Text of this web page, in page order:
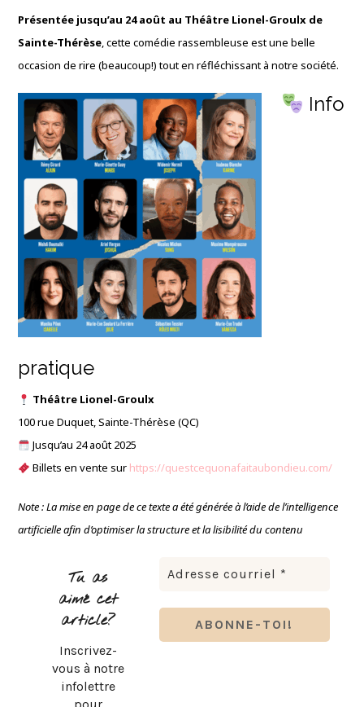
Présentée jusqu’au 24 août au Théâtre Lionel-Groulx de
Sainte-Thérèse, cette comédie rassembleuse est une belle
occasion de rire (beaucoup!) tout en réfléchissant à notre société.
Info
pratique
Théâtre Lionel-Groulx
100 rue Duquet, Sainte-Thérèse (QC)
Jusqu’au 24 août 2025
Billets en vente sur https://questcequonafaitaubondieu.com/
Note : La mise en page de ce texte a été générée à l’aide de l’intelligence
artificielle afin d’optimiser la structure et la lisibilité du contenu
Tu as
aimé cet
article?
Inscrivez-
vous à notre
infolettre
pour